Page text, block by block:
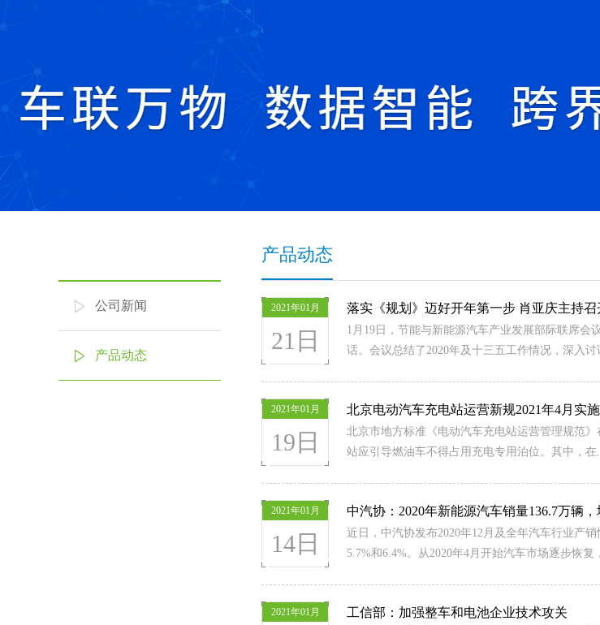
公司新闻
产品动态
产品动态
2021年01月
21日
落实《规划》迈好开年第一步 肖亚庆主持
1月19日，节能与新能源汽车产业发展部际联席
话。会议总结了2020年及十三五工作情况，深入讨
2021年01月
19日
北京电动汽车充电站运营新规2021年4月实
北京市地方标准《电动汽车充电站运营管理规范
站应引导燃油车不得占用充电专用泊位。其中，在
2021年01月
14日
中汽协：2020年新能源汽车销量136.7万辆，
近日，中汽协发布2020年12月及全年汽车行业产
5.7%和6.4%。从2020年4月开始汽车市场逐步恢复
2021年01月 工信部：加强整车和电池企业技术攻关